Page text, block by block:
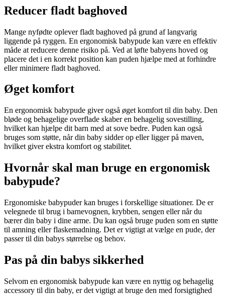
Reducer fladt baghoved
Mange nyfødte oplever fladt baghoved på grund af langvarig
liggende på ryggen. En ergonomisk babypude kan være en effektiv
måde at reducere denne risiko på. Ved at løfte babyens hoved og
placere det i en korrekt position kan puden hjælpe med at forhindre
eller minimere fladt baghoved.
Øget komfort
En ergonomisk babypude giver også øget komfort til din baby. Den
bløde og behagelige overflade skaber en behagelig sovestilling,
hvilket kan hjælpe dit barn med at sove bedre. Puden kan også
bruges som støtte, når din baby sidder op eller ligger på maven,
hvilket giver ekstra komfort og stabilitet.
Hvornår skal man bruge en ergonomisk
babypude?
Ergonomiske babypuder kan bruges i forskellige situationer. De er
velegnede til brug i barnevognen, krybben, sengen eller når du
bærer din baby i dine arme. Du kan også bruge puden som en støtte
til amning eller flaskemadning. Det er vigtigt at vælge en pude, der
passer til din babys størrelse og behov.
Pas på din babys sikkerhed
Selvom en ergonomisk babypude kan være en nyttig og behagelig
accessory til din baby, er det vigtigt at bruge den med forsigtighed